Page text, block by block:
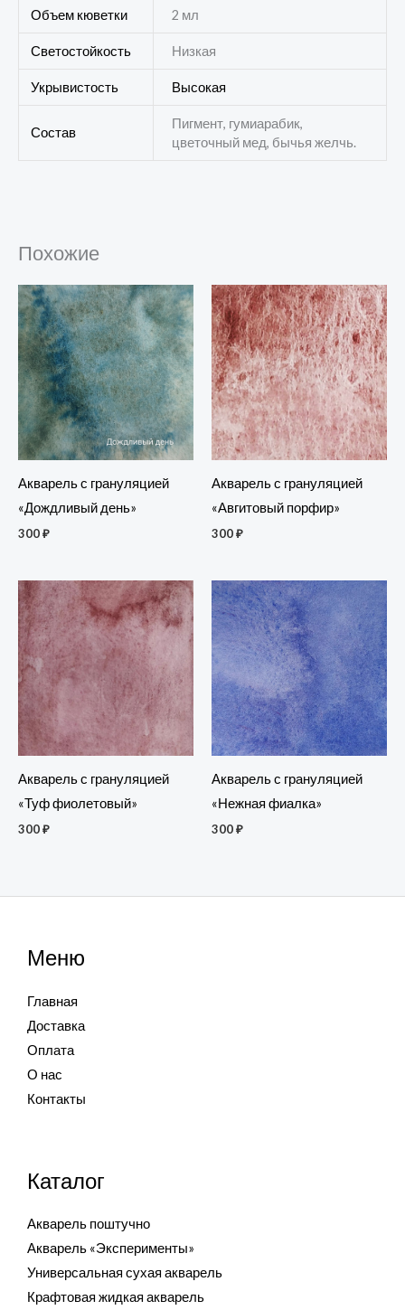
Объем кюветки 2 мл
Светостойкость Низкая
Укрывистость Высокая
Состав
Пигмент, гумиарабик,
цветочный мед, бычья желчь.
Похожие
Акварель с грануляцией
«Дождливый день»
300₽
Акварель с грануляцией
«Авгитовый порфир»
300₽
Акварель с грануляцией
«Туф фиолетовый»
300₽
Акварель с грануляцией
«Нежная фиалка»
300₽
Меню
Главная
Доставка
Оплата
О нас
Контакты
Каталог
Акварель поштучно
Акварель «Эксперименты»
Универсальная сухая акварель
Крафтовая жидкая акварель